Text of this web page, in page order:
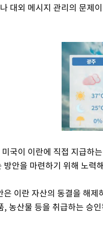
대외 메시지 관리의 문제
국이 이란에 직접 지급하
방안을 마련하기 위해 노력
은 이란 자산의 동결을 해
, 농산물 등을 취급하는 승